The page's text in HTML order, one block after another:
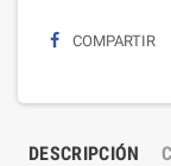
COMPARTIR
DESCRIPCIÓN